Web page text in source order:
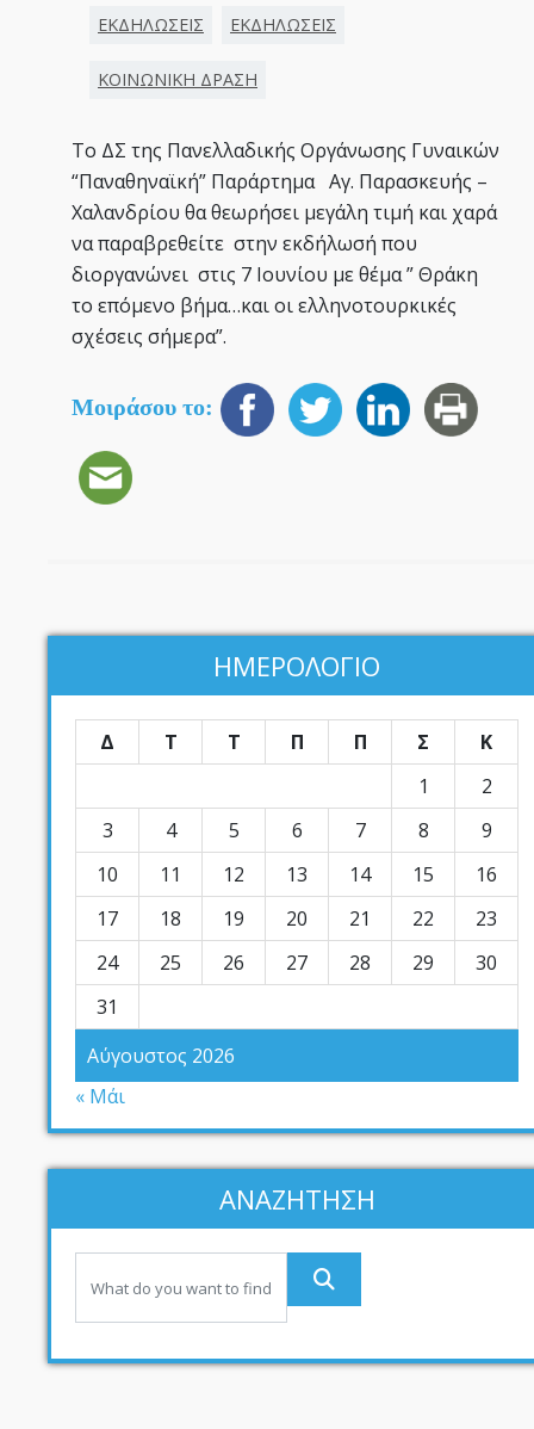
ΕΚΔΗΛΩΣΕΙΣ ΕΚΔΗΛΩΣΕΙΣ
ΚΟΙΝΩΝΙΚΗ ΔΡΑΣΗ
Το ΔΣ της Πανελλαδικής Οργάνωσης Γυναικών
“Παναθηναϊκή” Παράρτημα Αγ. Παρασκευής –
Χαλανδρίου θα θεωρήσει μεγάλη τιμή και χαρά
να παραβρεθείτε στην εκδήλωσή που
διοργανώνει στις 7 Ιουνίου με θέμα ” Θράκη
το επόμενο βήμα…και οι ελληνοτουρκικές
σχέσεις σήμερα”.
Μοιράσου το:
ΗΜΕΡΟΛΟΓΙΟ
Αύγουστος 2026
Δ Τ Τ Π Π Σ
Κ
1
2
3
4 5 6 7 8
9
10
11 12 13 14 15
16
17
18 19 20 21 22
23
24
25 26 27 28 29
30
31
« Μάι
ΑΝΑΖΗΤΗΣΗ